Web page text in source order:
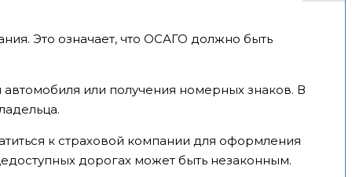
Это означает, что ОСАГО должно быть
или получения номерных знаков. В
к страховой компании для оформления
дорогах может быть незаконным.